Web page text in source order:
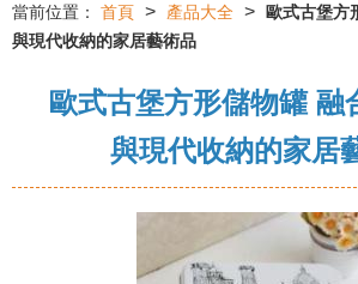
當前位置： 首頁 > 產品大全 >
歐式古堡方
與現代收納的家居藝術品
歐式古堡方形儲物罐 融
與現代收納的家居